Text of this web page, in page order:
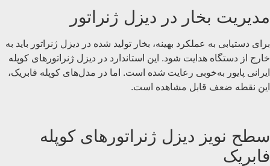
مدیریت بخار در دیزل ژنراتور
برای دستیابی به عملکرد بهینه، بخار تولید شده در دیزل ژنراتور باید به
خارج از دستگاه هدایت شود. این استاندارد در دیزل ژنراتورهای کوپله
ایرانی پایور به‌خوبی رعایت شده است. اما در مدل‌های کوپله فابریک،
این نقطه ضعف قابل مشاهده است.
سطح نویز دیزل ژنراتورهای کوپله
فابریک